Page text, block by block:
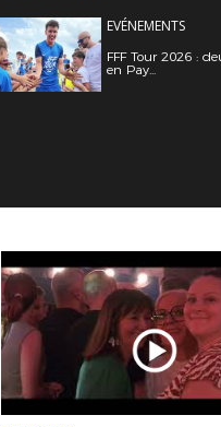
EVÉNEMENTS
FFF Tour 2026 :
en Pay...